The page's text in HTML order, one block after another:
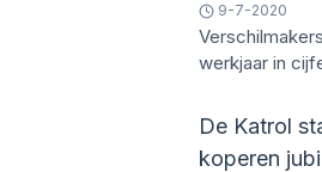
9-7-2020
werkjaar in
De Katrol
koperen